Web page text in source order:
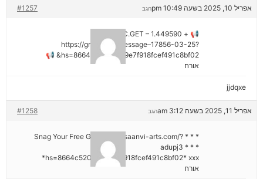
אפריל 10, 2025 בשעה 10:49 pm #1257 הגב
📢 + 1.449590 BTC.GET –
https://graph.org/Message–17856-03-25?
hs=8664c520642b9e7f918fcef491c8bf02& 📢
אורח
jjdqxe
אפריל 11, 2025 בשעה 3:12 am #1258 הגב
* * * Snag Your Free Gift: https://saanvi-arts.com/?
adupj3 * * *
hs=8664c520642b9e7f918fcef491c8bf02* ххх*
אורח